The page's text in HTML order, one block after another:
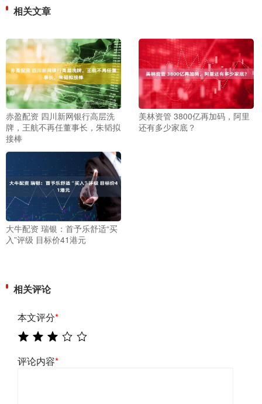
相关文章
赤盈配资 四川新网银行高层洗
牌，王航不再任董事长，朱韬拟
接棒
美林资管 3800亿再加码，阿里
还有多少家底？
大牛配资 瑞银：首予乐舒适“买
入”评级 目标价41港元
相关评论
本文评分*
评论内容*